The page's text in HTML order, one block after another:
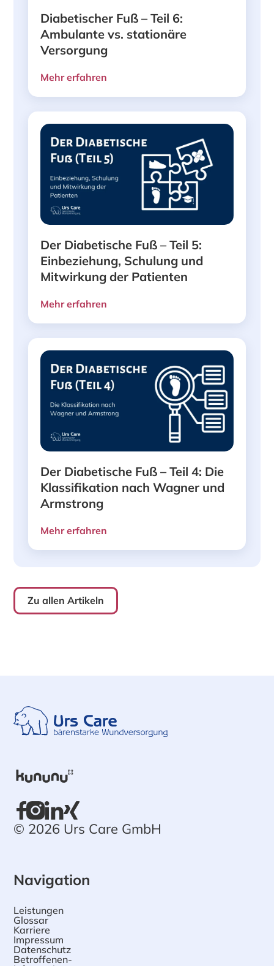
Diabetischer Fuß – Teil 6:
Ambulante vs. stationäre
Versorgung
Mehr erfahren
Der Diabetische Fuß – Teil 5:
Einbeziehung, Schulung und
Mitwirkung der Patienten
Mehr erfahren
Der Diabetische Fuß – Teil 4: Die
Klassifikation nach Wagner und
Armstrong
Mehr erfahren
Zu allen Artikeln
© 2026 Urs Care GmbH
Navigation
Leistungen
Glossar
Karriere
Impressum
Datenschutz
Betroffenen-